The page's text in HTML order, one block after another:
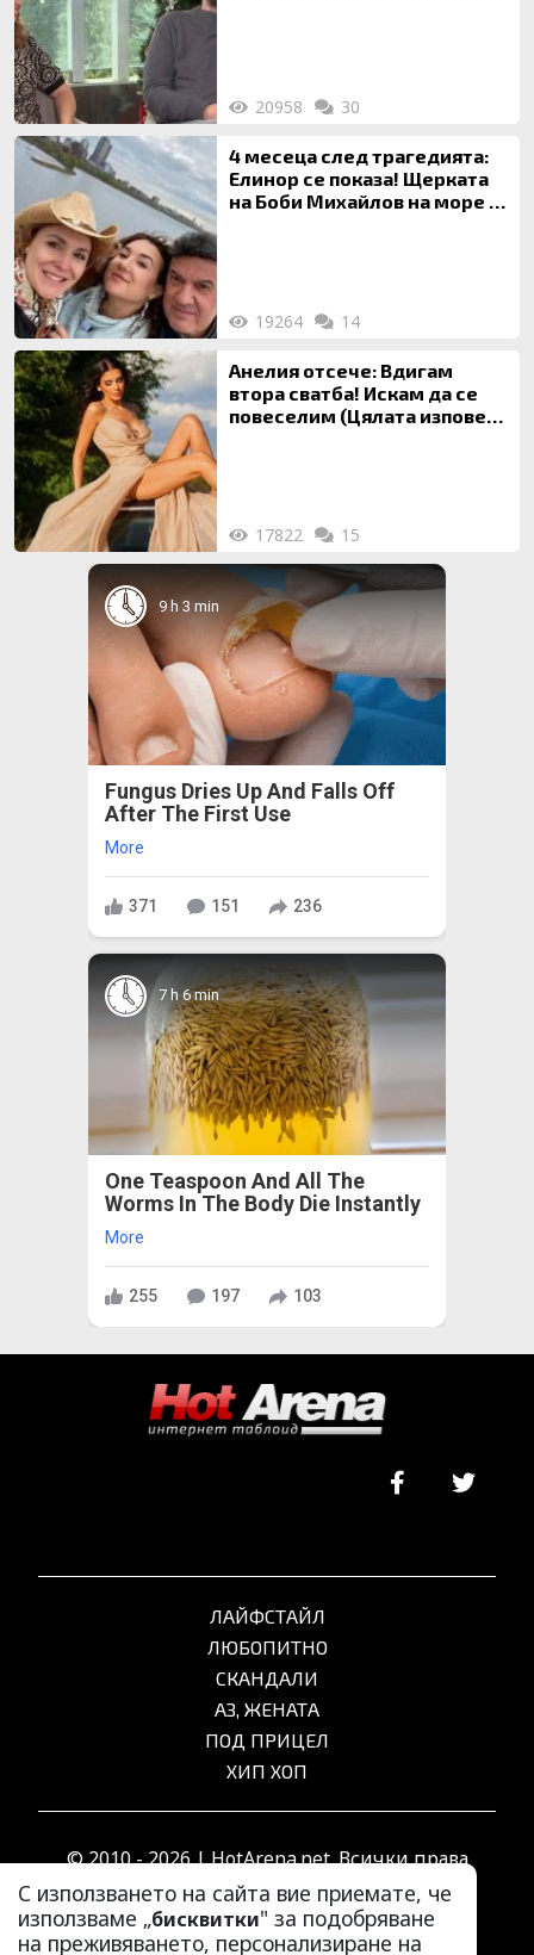
20958 30
4 месеца след трагедията:
Елинор се показа! Щерката
на Боби Михайлов на море с
19264 14
Анелия отсече: Вдигам
втора сватба! Искам да се
повеселим (Цялата изповед
17822 15
9 h 3 min
Fungus Dries Up And Falls Off
After The First Use
More
371 151 236
7 h 6 min
One Teaspoon And All The
Worms In The Body Die Instantly
More
255 197 103
С използването на сайта вие приемате, че
използваме „бисквитки" за подобряване
на преживяването, персонализиране на
ЛАЙФСТАЙЛ
ЛЮБОПИТНО
СКАНДАЛИ
АЗ, ЖЕНАТА
ПОД ПРИЦЕЛ
ХИП ХОП
© 2010 - 2026 | HotArena.net. Всички права
запазени.